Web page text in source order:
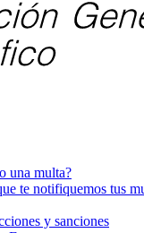
una multa?
te notifiquemos tus
y sanciones